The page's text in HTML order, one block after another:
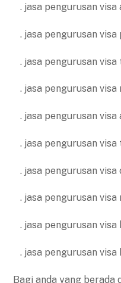
. jasa pengurusan visa
. jasa pengurusan visa
. jasa pengurusan visa
. jasa pengurusan
. jasa pengurusan
. jasa pengurusan visa
. jasa pengurusan visa
. jasa pengurusan visa
. jasa pengurusan visa
. jasa pengurusan visa
Bagi anda yang